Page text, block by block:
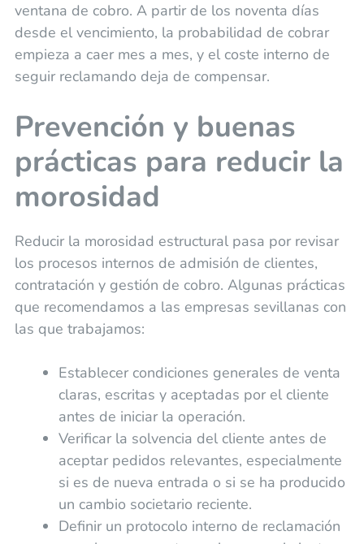
ventana de cobro. A partir de los noventa días
desde el vencimiento, la probabilidad de cobrar
empieza a caer mes a mes, y el coste interno de
seguir reclamando deja de compensar.
Prevención y buenas
prácticas para reducir la
morosidad
Reducir la morosidad estructural pasa por revisar
los procesos internos de admisión de clientes,
contratación y gestión de cobro. Algunas prácticas
que recomendamos a las empresas sevillanas con
las que trabajamos:
Establecer condiciones generales de venta
claras, escritas y aceptadas por el cliente
antes de iniciar la operación.
Verificar la solvencia del cliente antes de
aceptar pedidos relevantes, especialmente
si es de nueva entrada o si se ha producido
un cambio societario reciente.
Definir un protocolo interno de reclamación